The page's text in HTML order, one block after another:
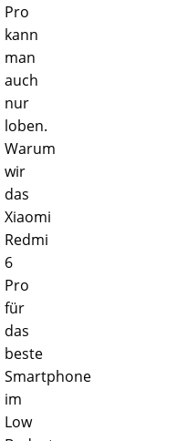
Pro
kann
man
auch
nur
loben.
Warum
wir
das
Xiaomi
Redmi
6
Pro
für
das
beste
Smartphone
im
Low